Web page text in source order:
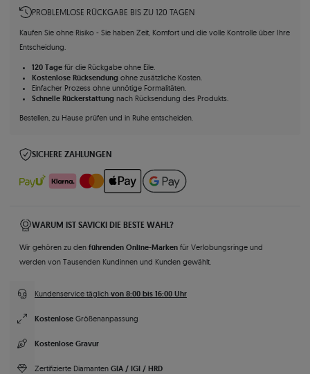
PROBLEMLOSE RÜCKGABE BIS ZU 120 TAGEN
Kaufen Sie ohne Risiko - Sie haben Zeit, Komfort und die volle Kontrolle über Ihre
Entscheidung.
120 Tagefür die Rückgabe ohne Eile.
Kostenlose Rücksendungohne zusätzliche Kosten.
Einfacher Prozess ohne unnötige Formalitäten.
Schnelle Rückerstattungnach Rücksendung des Produkts.
Bestellen, zu Hause prüfen und in Ruhe entscheiden.
SICHERE ZAHLUNGEN
WARUM IST SAVICKI DIE BESTE WAHL?
Wir gehören zu den führenden Online-Marken für Verlobungsringe und
werden von Tausenden Kundinnen und Kunden gewählt.
Kundenservice täglich von 8:00 bis 16:00 Uhr
Kostenlose Größenanpassung
Kostenlose Gravur
Zertifizierte Diamanten GIA / IGI / HRD